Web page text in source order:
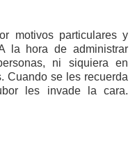
motivos particulares y
la hora de administrar
ni siquiera en
Cuando se les recuerda
les invade la cara.